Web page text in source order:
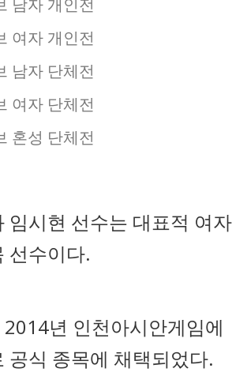
남자 개인전
여자 개인전
남자 단체전
여자 단체전
혼성 단체전
임시현 선수는 대표적 여자
선수이다.
년 인천아시안게임에
공식 종목에 채택되었다.